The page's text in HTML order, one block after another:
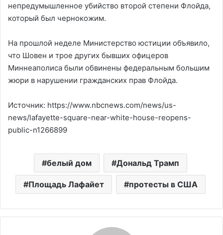
непредумышленное убийство второй степени Флойда,
который был чернокожим.
На прошлой неделе Министерство юстиции объявило,
что Шовен и трое других бывших офицеров
Миннеаполиса были обвинены федеральным большим
жюри в нарушении гражданских прав Флойда.
Источник: https://www.nbcnews.com/news/us-
news/lafayette-square-near-white-house-reopens-
public-n1266899
белый дом Дональд Трамп
Площадь Лафайет протесты в США